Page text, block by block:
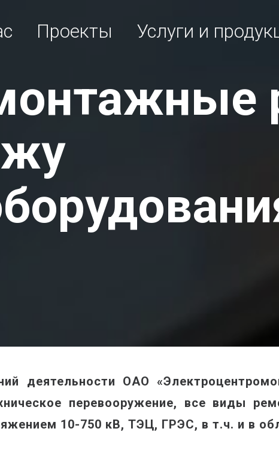
Проекты Услуги и
деятельности ОАО
перевооружение, все виды
10-750 кВ, ТЭЦ, ГРЭС, в т.ч. и в